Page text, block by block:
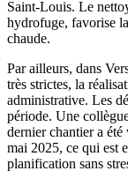
Saint-Louis. Le
hydrofuge, favorise
chaude.
Par ailleurs, dans
très strictes, la
administrative. Les
période. Une
dernier chantier a
mai 2025, ce qui est
planification sans